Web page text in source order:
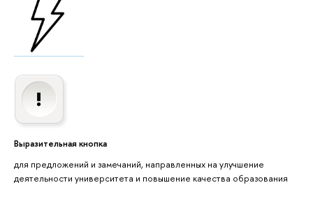
Выразительная кнопка
для предложений и замечаний, направленных на улучшение
деятельности университета и повышение качества образования